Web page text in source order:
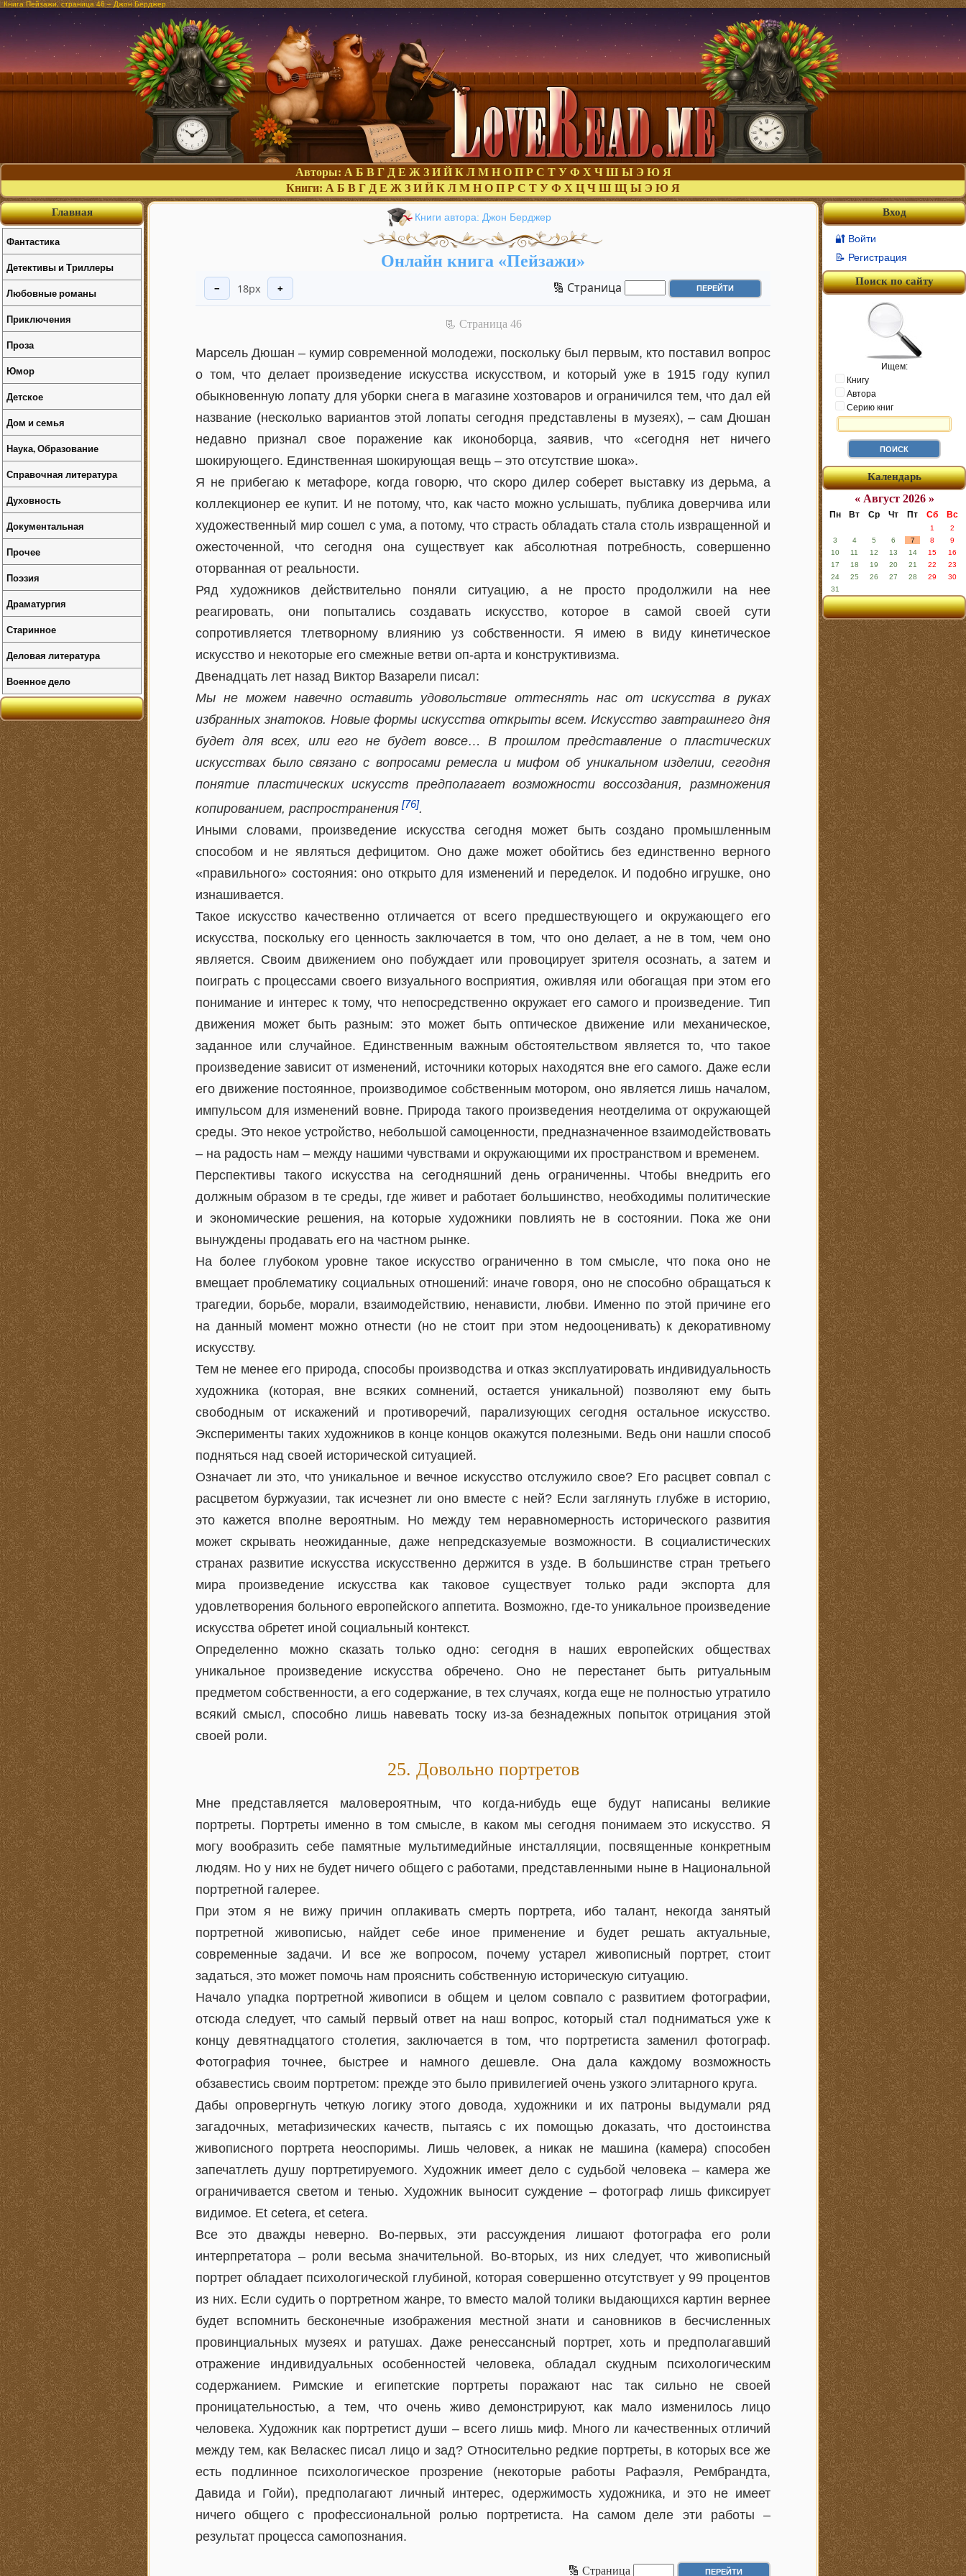
Книга Пейзажи, страница 46 – Джон Берджер
Авторы: А Б В Г Д Е Ж З И Й К Л М Н О П Р С Т У Ф Х Ч Ш Ы Э Ю Я
Книги: А Б В Г Д Е Ж З И Й К Л М Н О П Р С Т У Ф Х Ц Ч Ш Щ Ы Э Ю Я
Книги автора: Джон Берджер
Онлайн книга «Пейзажи»
− 18px + 🔢 Страница
📃 Cтраница 46
Марсель Дюшан – кумир современной молодежи, поскольку был первым, кто поставил вопрос
о том, что делает произведение искусства искусством, и который уже в 1915 году купил
обыкновенную лопату для уборки снега в магазине хозтоваров и ограничился тем, что дал ей
название (несколько вариантов этой лопаты сегодня представлены в музеях), – сам Дюшан
недавно признал свое поражение как иконоборца, заявив, что «сегодня нет ничего
шокирующего. Единственная шокирующая вещь – это отсутствие шока».
Я не прибегаю к метафоре, когда говорю, что скоро дилер соберет выставку из дерьма, а
коллекционер ее купит. И не потому, что, как часто можно услышать, публика доверчива или
художественный мир сошел с ума, а потому, что страсть обладать стала столь извращенной и
ожесточенной, что сегодня она существует как абсолютная потребность, совершенно
оторванная от реальности.
Ряд художников действительно поняли ситуацию, а не просто продолжили на нее
реагировать, они попытались создавать искусство, которое в самой своей сути
сопротивляется тлетворному влиянию уз собственности. Я имею в виду кинетическое
искусство и некоторые его смежные ветви оп-арта и конструктивизма.
Двенадцать лет назад Виктор Вазарели писал:
Мы не можем навечно оставить удовольствие оттеснять нас от искусства в руках
избранных знатоков. Новые формы искусства открыты всем. Искусство завтрашнего дня
будет для всех, или его не будет вовсе… В прошлом представление о пластических
искусствах было связано с вопросами ремесла и мифом об уникальном изделии, сегодня
понятие пластических искусств предполагает возможности воссоздания, размножения
копированием, распространения [76].
Иными словами, произведение искусства сегодня может быть создано промышленным
способом и не являться дефицитом. Оно даже может обойтись без единственно верного
«правильного» состояния: оно открыто для изменений и переделок. И подобно игрушке, оно
изнашивается.
Такое искусство качественно отличается от всего предшествующего и окружающего его
искусства, поскольку его ценность заключается в том, что оно делает, а не в том, чем оно
является. Своим движением оно побуждает или провоцирует зрителя осознать, а затем и
поиграть с процессами своего визуального восприятия, оживляя или обогащая при этом его
понимание и интерес к тому, что непосредственно окружает его самого и произведение. Тип
движения может быть разным: это может быть оптическое движение или механическое,
заданное или случайное. Единственным важным обстоятельством является то, что такое
произведение зависит от изменений, источники которых находятся вне его самого. Даже если
его движение постоянное, производимое собственным мотором, оно является лишь началом,
импульсом для изменений вовне. Природа такого произведения неотделима от окружающей
среды. Это некое устройство, небольшой самоценности, предназначенное взаимодействовать
– на радость нам – между нашими чувствами и окружающими их пространством и временем.
Перспективы такого искусства на сегодняшний день ограниченны. Чтобы внедрить его
должным образом в те среды, где живет и работает большинство, необходимы политические
и экономические решения, на которые художники повлиять не в состоянии. Пока же они
вынуждены продавать его на частном рынке.
На более глубоком уровне такое искусство ограниченно в том смысле, что пока оно не
вмещает проблематику социальных отношений: иначе говоря, оно не способно обращаться к
трагедии, борьбе, морали, взаимодействию, ненависти, любви. Именно по этой причине его
на данный момент можно отнести (но не стоит при этом недооценивать) к декоративному
искусству.
Тем не менее его природа, способы производства и отказ эксплуатировать индивидуальность
художника (которая, вне всяких сомнений, остается уникальной) позволяют ему быть
свободным от искажений и противоречий, парализующих сегодня остальное искусство.
Эксперименты таких художников в конце концов окажутся полезными. Ведь они нашли способ
подняться над своей исторической ситуацией.
Означает ли это, что уникальное и вечное искусство отслужило свое? Его расцвет совпал с
расцветом буржуазии, так исчезнет ли оно вместе с ней? Если заглянуть глубже в историю,
это кажется вполне вероятным. Но между тем неравномерность исторического развития
может скрывать неожиданные, даже непредсказуемые возможности. В социалистических
странах развитие искусства искусственно держится в узде. В большинстве стран третьего
мира произведение искусства как таковое существует только ради экспорта для
удовлетворения больного европейского аппетита. Возможно, где-то уникальное произведение
искусства обретет иной социальный контекст.
Определенно можно сказать только одно: сегодня в наших европейских обществах
уникальное произведение искусства обречено. Оно не перестанет быть ритуальным
предметом собственности, а его содержание, в тех случаях, когда еще не полностью утратило
всякий смысл, способно лишь навевать тоску из-за безнадежных попыток отрицания этой
своей роли.
25. Довольно портретов
Мне представляется маловероятным, что когда-нибудь еще будут написаны великие
портреты. Портреты именно в том смысле, в каком мы сегодня понимаем это искусство. Я
могу вообразить себе памятные мультимедийные инсталляции, посвященные конкретным
людям. Но у них не будет ничего общего с работами, представленными ныне в Национальной
портретной галерее.
При этом я не вижу причин оплакивать смерть портрета, ибо талант, некогда занятый
портретной живописью, найдет себе иное применение и будет решать актуальные,
современные задачи. И все же вопросом, почему устарел живописный портрет, стоит
задаться, это может помочь нам прояснить собственную историческую ситуацию.
Начало упадка портретной живописи в общем и целом совпало с развитием фотографии,
отсюда следует, что самый первый ответ на наш вопрос, который стал подниматься уже к
концу девятнадцатого столетия, заключается в том, что портретиста заменил фотограф.
Фотография точнее, быстрее и намного дешевле. Она дала каждому возможность
обзавестись своим портретом: прежде это было привилегией очень узкого элитарного круга.
Дабы опровергнуть четкую логику этого довода, художники и их патроны выдумали ряд
загадочных, метафизических качеств, пытаясь с их помощью доказать, что достоинства
живописного портрета неоспоримы. Лишь человек, а никак не машина (камера) способен
запечатлеть душу портретируемого. Художник имеет дело с судьбой человека – камера же
ограничивается светом и тенью. Художник выносит суждение – фотограф лишь фиксирует
видимое. Et cetera, et cetera.
Все это дважды неверно. Во-первых, эти рассуждения лишают фотографа его роли
интерпретатора – роли весьма значительной. Во-вторых, из них следует, что живописный
портрет обладает психологической глубиной, которая совершенно отсутствует у 99 процентов
из них. Если судить о портретном жанре, то вместо малой толики выдающихся картин вернее
будет вспомнить бесконечные изображения местной знати и сановников в бесчисленных
провинциальных музеях и ратушах. Даже ренессансный портрет, хоть и предполагавший
отражение индивидуальных особенностей человека, обладал скудным психологическим
содержанием. Римские и египетские портреты поражают нас так сильно не своей
проницательностью, а тем, что очень живо демонстрируют, как мало изменилось лицо
человека. Художник как портретист души – всего лишь миф. Много ли качественных отличий
между тем, как Веласкес писал лицо и зад? Относительно редкие портреты, в которых все же
есть подлинное психологическое прозрение (некоторые работы Рафаэля, Рембрандта,
Давида и Гойи), предполагают личный интерес, одержимость художника, и это не имеет
ничего общего с профессиональной ролью портретиста. На самом деле эти работы –
результат процесса самопознания.
🔢 Страница
Вход
🔐 Войти
📝 Регистрация
Поиск по сайту
Ищем:
Книгу
Автора
Серию книг
Календарь
« Август 2026 »
Пн Вт Ср Чт Пт Сб Вс
1
2
3
4 5 6 7 8
9
10
11 12 13 14 15
16
17
18 19 20 21 22
23
24
25 26 27 28 29
30
31
Главная
Фантастика
Детективы и Триллеры
Любовные романы
Приключения
Проза
Юмор
Детское
Дом и семья
Наука, Образование
Справочная литература
Духовность
Документальная
Прочее
Поэзия
Драматургия
Старинное
Деловая литература
Военное дело